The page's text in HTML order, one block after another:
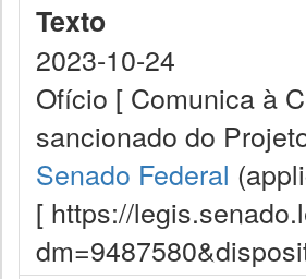
Texto
2023-10-24
Ofício [ Comunica à
sancionado do
Senado Federal
[ https://